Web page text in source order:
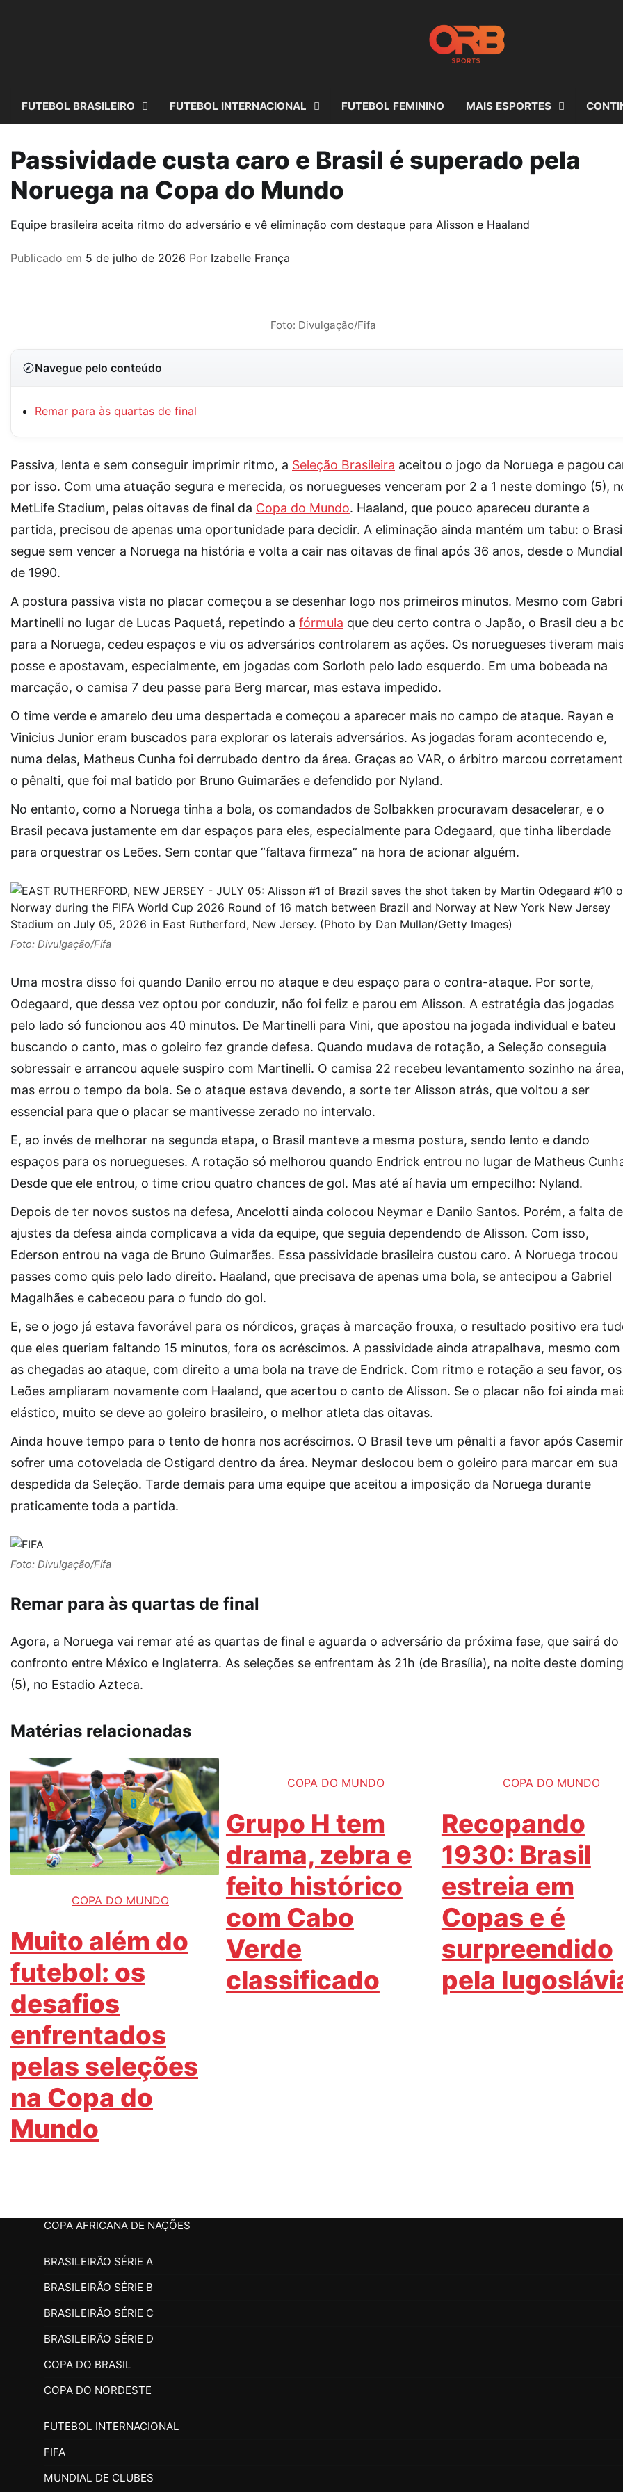
FUTEBOL BRASILEIRO FUTEBOL INTERNACIONAL FUTEBOL FEMININO MAIS ESPORTES
Passividade custa caro e Brasil é superado pela
Noruega na Copa do Mundo
Equipe brasileira aceita ritmo do adversário e vê eliminação com destaque para Alisson e Haaland
Publicado em 5 de julho de 2026 Por Izabelle França
Foto: Divulgação/Fifa
Navegue pelo conteúdo
Remar para às quartas de final
Passiva, lenta e sem conseguir imprimir ritmo, a Seleção Brasileira aceitou o jogo da Noruega e pagou
por isso. Com uma atuação segura e merecida, os noruegueses venceram por 2 a 1 neste domingo (5),
MetLife Stadium, pelas oitavas de final da Copa do Mundo. Haaland, que pouco apareceu durante a
partida, precisou de apenas uma oportunidade para decidir. A eliminação ainda mantém um tabu: o
segue sem vencer a Noruega na história e volta a cair nas oitavas de final após 36 anos, desde o Mundial
de 1990.
A postura passiva vista no placar começou a se desenhar logo nos primeiros minutos. Mesmo com
Martinelli no lugar de Lucas Paquetá, repetindo a fórmula que deu certo contra o Japão, o Brasil deu a
para a Noruega, cedeu espaços e viu os adversários controlarem as ações. Os noruegueses tiveram
posse e apostavam, especialmente, em jogadas com Sorloth pelo lado esquerdo. Em uma bobeada na
marcação, o camisa 7 deu passe para Berg marcar, mas estava impedido.
O time verde e amarelo deu uma despertada e começou a aparecer mais no campo de ataque. Rayan e
Vinicius Junior eram buscados para explorar os laterais adversários. As jogadas foram acontecendo e,
numa delas, Matheus Cunha foi derrubado dentro da área. Graças ao VAR, o árbitro marcou
o pênalti, que foi mal batido por Bruno Guimarães e defendido por Nyland.
No entanto, como a Noruega tinha a bola, os comandados de Solbakken procuravam desacelerar, e o
Brasil pecava justamente em dar espaços para eles, especialmente para Odegaard, que tinha liberdade
para orquestrar os Leões. Sem contar que “faltava firmeza” na hora de acionar alguém.
Foto: Divulgação/Fifa
Uma mostra disso foi quando Danilo errou no ataque e deu espaço para o contra-ataque. Por sorte,
Odegaard, que dessa vez optou por conduzir, não foi feliz e parou em Alisson. A estratégia das jogadas
pelo lado só funcionou aos 40 minutos. De Martinelli para Vini, que apostou na jogada individual e bateu
buscando o canto, mas o goleiro fez grande defesa. Quando mudava de rotação, a Seleção conseguia
sobressair e arrancou aquele suspiro com Martinelli. O camisa 22 recebeu levantamento sozinho na
mas errou o tempo da bola. Se o ataque estava devendo, a sorte ter Alisson atrás, que voltou a ser
essencial para que o placar se mantivesse zerado no intervalo.
E, ao invés de melhorar na segunda etapa, o Brasil manteve a mesma postura, sendo lento e dando
espaços para os noruegueses. A rotação só melhorou quando Endrick entrou no lugar de Matheus
Desde que ele entrou, o time criou quatro chances de gol. Mas até aí havia um empecilho: Nyland.
Depois de ter novos sustos na defesa, Ancelotti ainda colocou Neymar e Danilo Santos. Porém, a falta de
ajustes da defesa ainda complicava a vida da equipe, que seguia dependendo de Alisson. Com isso,
Ederson entrou na vaga de Bruno Guimarães. Essa passividade brasileira custou caro. A Noruega trocou
passes como quis pelo lado direito. Haaland, que precisava de apenas uma bola, se antecipou a Gabriel
Magalhães e cabeceou para o fundo do gol.
E, se o jogo já estava favorável para os nórdicos, graças à marcação frouxa, o resultado positivo era
que eles queriam faltando 15 minutos, fora os acréscimos. A passividade ainda atrapalhava, mesmo com
as chegadas ao ataque, com direito a uma bola na trave de Endrick. Com ritmo e rotação a seu favor, os
Leões ampliaram novamente com Haaland, que acertou o canto de Alisson. Se o placar não foi ainda
elástico, muito se deve ao goleiro brasileiro, o melhor atleta das oitavas.
Ainda houve tempo para o tento de honra nos acréscimos. O Brasil teve um pênalti a favor após
sofrer uma cotovelada de Ostigard dentro da área. Neymar deslocou bem o goleiro para marcar em sua
despedida da Seleção. Tarde demais para uma equipe que aceitou a imposição da Noruega durante
praticamente toda a partida.
Foto: Divulgação/Fifa
Remar para às quartas de final
Agora, a Noruega vai remar até as quartas de final e aguarda o adversário da próxima fase, que sairá do
confronto entre México e Inglaterra. As seleções se enfrentam às 21h (de Brasília), na noite deste
(5), no Estadio Azteca.
Matérias relacionadas
COPA DO MUNDO
Muito além do
futebol: os
desafios
enfrentados
pelas seleções
na Copa do
Mundo
COPA DO MUNDO
Grupo H tem
drama, zebra e
feito histórico
com Cabo
Verde
classificado
COPA DO MUNDO
Recopando
1930: Brasil
estreia em
Copas e é
surpreendido
pela
COPA AFRICANA DE NAÇÕES
BRASILEIRÃO SÉRIE A
BRASILEIRÃO SÉRIE B
BRASILEIRÃO SÉRIE C
BRASILEIRÃO SÉRIE D
COPA DO BRASIL
COPA DO NORDESTE
FUTEBOL INTERNACIONAL
FIFA
MUNDIAL DE CLUBES